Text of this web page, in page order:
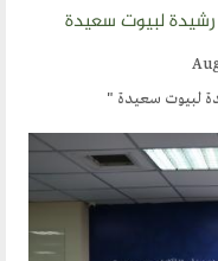
لبيوت سعيدة
لبيوت سعيدة "